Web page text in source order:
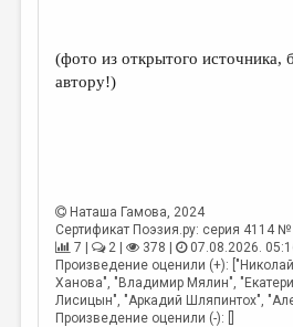
ОТ РЕДАКЦИИ
КУЛЬТУРОВЕДЕНИЕ
ПУБЛИЦИСТИКА
РЕЦЕНЗИРОВАНИЕ
(фото из открытого источника,
автору!)
Наташа Гамова, 2024
Сертификат Поэзия.ру: серия 4114
7 |
2 | 378 |
07.08.2026.
Произведение оценили (+):
Ханова", "Владимир Мялин",
Лисицын", "Аркадий Шляпинтох",
Произведение оценили (-): []